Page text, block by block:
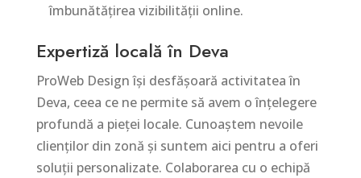
îmbunătățirea vizibilității online.
Expertiză locală în Deva
ProWeb Design își desfășoară activitatea în
Deva, ceea ce ne permite să avem o înțelegere
profundă a pieței locale. Cunoaștem nevoile
clienților din zonă și suntem aici pentru a oferi
soluții personalizate. Colaborarea cu o echipă